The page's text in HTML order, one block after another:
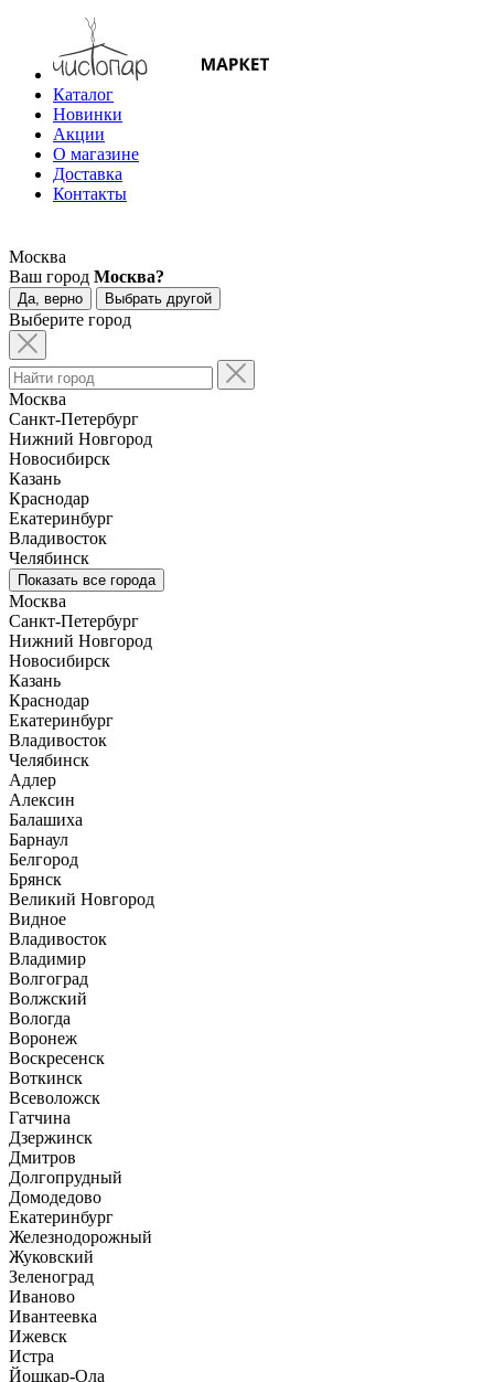
Каталог
Новинки
Акции
О магазине
Доставка
Контакты
Москва
Ваш город Москва?
Да, верно Выбрать другой
Выберите город
Москва
Санкт-Петербург
Нижний Новгород
Новосибирск
Казань
Краснодар
Екатеринбург
Владивосток
Челябинск
Показать все города
Москва
Санкт-Петербург
Нижний Новгород
Новосибирск
Казань
Краснодар
Екатеринбург
Владивосток
Челябинск
Адлер
Алексин
Балашиха
Барнаул
Белгород
Брянск
Великий Новгород
Видное
Владивосток
Владимир
Волгоград
Волжский
Вологда
Воронеж
Воскресенск
Воткинск
Всеволожск
Гатчина
Дзержинск
Дмитров
Долгопрудный
Домодедово
Екатеринбург
Железнодорожный
Жуковский
Зеленоград
Иваново
Ивантеевка
Ижевск
Истра
Йошкар-Ола